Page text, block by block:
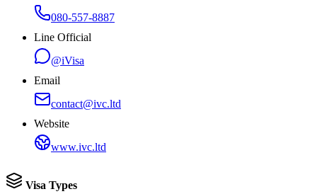
080-557-8887
Line Official
@iVisa
Email
contact@ivc.ltd
Website
www.ivc.ltd
Visa Types